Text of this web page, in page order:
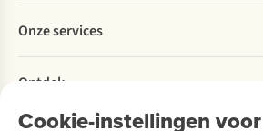
Cookie-instellingen
Betalen
Levering
Retourneren
Bestelling herroepen
Garantie
Explore More
Verantwoord ondernemen
Over Ayacucho
Onze winkels
Onze services
Ski-onderhoud
Ontdek
A.S.Magazine